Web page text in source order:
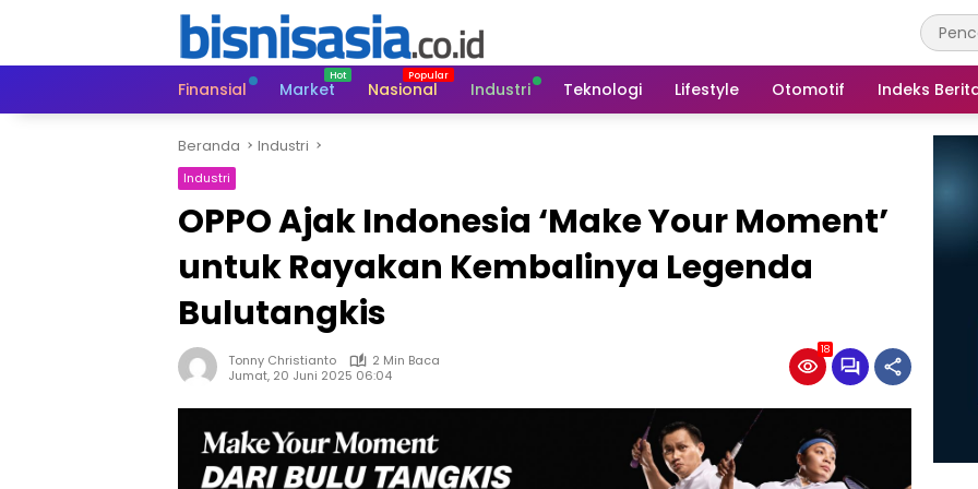
Finansial
Market Nasional Industri Teknologi Lifestyle Otomotif Indeks
Beranda Industri
Industri
OPPO Ajak Indonesia ‘Make Your Moment’
untuk Rayakan Kembalinya Legenda
Bulutangkis
Tonny Christianto
2 Min Baca
Jumat, 20 Juni 2025 06:04
18